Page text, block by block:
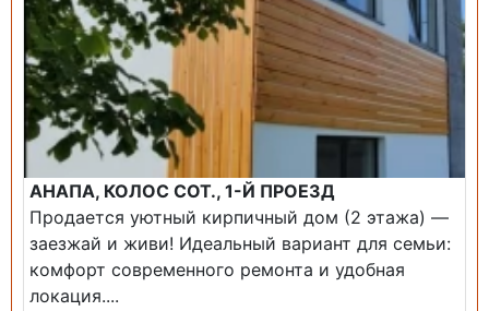
АНАПА, КОЛОС СОТ., 1-Й ПРОЕЗД
Продается уютный кирпичный дом (2 этажа) —
заезжай и живи! ​Идеальный вариант для семьи:
комфорт современного ремонта и удобная
локация....